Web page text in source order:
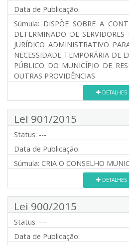
Data de Publicação:
Súmula: DISPÕE SOBRE A
DETERMINADO DE
JURÍDICO ADMINISTRATIVO
NECESSIDADE TEMPORÁRIA DE
PÚBLICO DO MUNICÍPIO DE
OUTRAS PROVIDÊNCIAS
DETALHES
Lei 901/2015
Status: ---
Data de Publicação:
Súmula: CRIA O CONSELHO
DETALHES
Lei 900/2015
Status: ---
Data de Publicação: